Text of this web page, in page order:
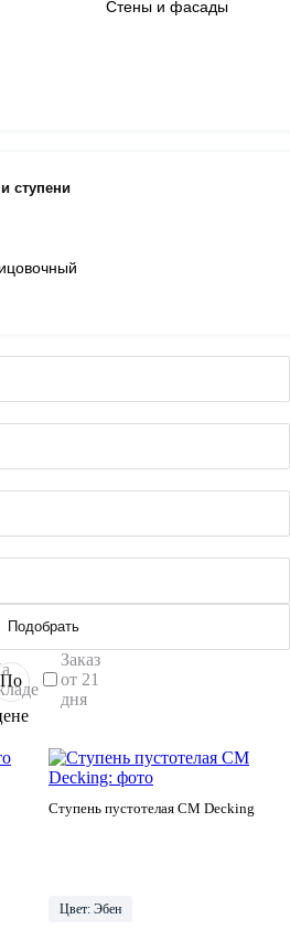
Стены и фасады
ступени
Подобрать
По
Заказ
от 21
дня
Ступень пустотелая CM Decking
Цвет: Эбен